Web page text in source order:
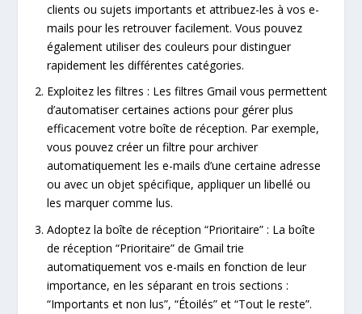
clients ou sujets importants et attribuez-les à vos e-
mails pour les retrouver facilement. Vous pouvez
également utiliser des couleurs pour distinguer
rapidement les différentes catégories.
Exploitez les filtres : Les filtres Gmail vous permettent
d’automatiser certaines actions pour gérer plus
efficacement votre boîte de réception. Par exemple,
vous pouvez créer un filtre pour archiver
automatiquement les e-mails d’une certaine adresse
ou avec un objet spécifique, appliquer un libellé ou
les marquer comme lus.
Adoptez la boîte de réception “Prioritaire” : La boîte
de réception “Prioritaire” de Gmail trie
automatiquement vos e-mails en fonction de leur
importance, en les séparant en trois sections :
“Importants et non lus”, “Étoilés” et “Tout le reste”.